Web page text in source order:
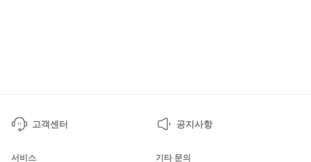
고객센터 공지사항
서비스 기타 문의